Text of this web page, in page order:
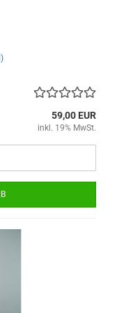
59,00 EUR
inkl. 19% MwSt.